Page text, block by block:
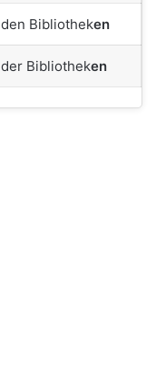
den Bibliotheken
der Bibliotheken